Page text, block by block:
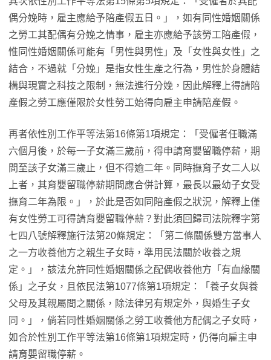
偶分娩時，雇主應給予陪產假五日。」，如有同性婚姻關係
之勞工其配偶有分娩之情事，雇主亦應給予該勞工陪產假，
惟同性婚姻關係可能有「男性與男性」及「女性與女性」之
結合，不過就「分娩」是指女性生產之行為，男性於身體結
構與現實之科技之限制，無法進行分娩，因此解釋上得請陪
產假之勞工應僅限於女性勞工始得向雇主申請陪產假。
再者依性別工作平等法第16條第1項規定：「受僱者任職滿
六個月後，於每一子女滿三歲前，得申請育嬰留職停薪，期
間至該子女滿三歲止，但不得逾二年。同時撫育子女二人以
上者，其育嬰留職停薪期間應合併計算，最長以最幼子女受
撫育二年為限。」，於此是否如同陪產假之狀況，解釋上僅
有女性勞工可得請育嬰留職停薪？對此須回歸司法院釋字第
七四八號解釋施行法第20條規定：「第二條關係雙方當事人
之一方收養他方之親生子女時，準用民法關於收養之規
定。」，該法允許同性婚姻關係之配偶收養他方「有血緣關
係」之子女，且依民法第1077條第1項規定：「養子女與養
父母及其親屬間之關係，除法律另有規定外，與婚生子女
同。」，倘若同性婚姻關係之勞工收養他方配偶之子女時，
如合於性別工作平等法第16條第1項規定時，仍得向雇主申
請育嬰留職停薪。